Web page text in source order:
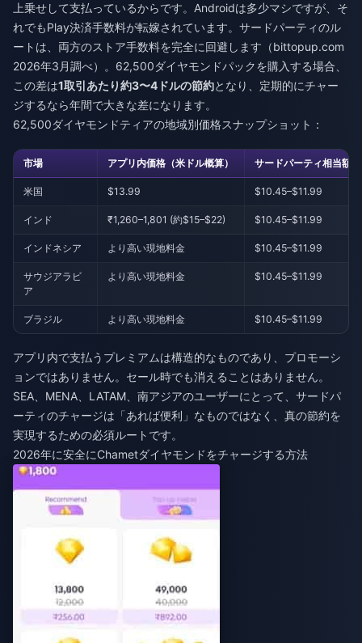
上乗せして支払っているからです。Androidは多少マシですが、そ
れでもPlay決済手数料が転嫁されています。サードパーティのル
ートは、両方のストア手数料を完全に回避します（bittopup.com
2026年3月調べ）。62,500ダイヤモンドパックを購入する場合、
この差は1取引あたり約3〜4ドルの節約となり、定期的にチャー
ジするなら年間で大きな差になります。
62,500ダイヤモンドティアの地域別価格スナップショット：
市場 アプリ内価格（米ドル概算） サードパーティ相当額
米国 $13.99 $10.45–$11.99
インド ₹1,260–1,801 (約$15–$22) $10.45–$11.99
インドネシア より高い現地料金 $10.45–$11.99
サウジアラビ
ア
より高い現地料金 $10.45–$11.99
ブラジル より高い現地料金 $10.45–$11.99
アプリ内で支払うプレミアムは構造的なものであり、プロモーシ
ョンではありません。セール時でも消えることはありません。
SEA、MENA、LATAM、南アジアのユーザーにとって、サードパ
ーティのチャージは「あれば便利」なものではなく、真の節約を
実現するための必須ルートです。
2026年に安全にChametダイヤモンドをチャージする方法